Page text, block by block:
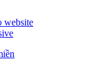
website